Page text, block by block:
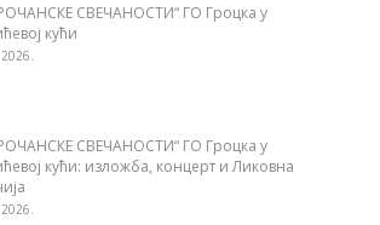
СВЕЧАНОСТИ“ ГО Гроцка у
кући
2026.
СВЕЧАНОСТИ“ ГО Гроцка у
кући: изложба, концерт и Ликовна
2026.